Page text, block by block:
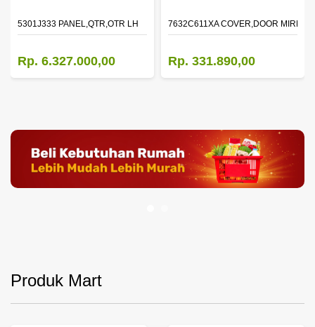
5301J333 PANEL,QTR,OTR LH
Rp. 6.327.000,00
7632C611XA COVER,DOOR
Rp. 331.890,00
Produk Mart